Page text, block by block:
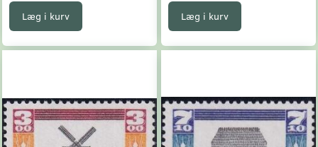
Læg i kurv Læg i kurv